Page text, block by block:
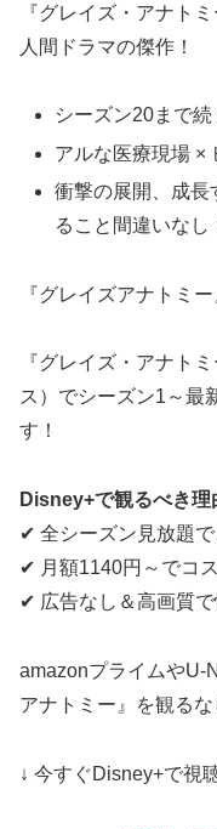
『グレイズ・アナト
人間ドラマの傑作！
シーズン20まで続
アルな医療現場 ×
衝撃の展開、成長
ること間違いなし
『グレイズアナトミ
『グレイズ・アナト
ス）でシーズン1～最
す！
Disney+で観るべき理
✔ 全シーズン見放題で
✔ 月額1140円～でコ
✔ 広告なし＆高画質で
amazonプライムやU-
アナトミー』を観る
↓ 今すぐDisney+で視